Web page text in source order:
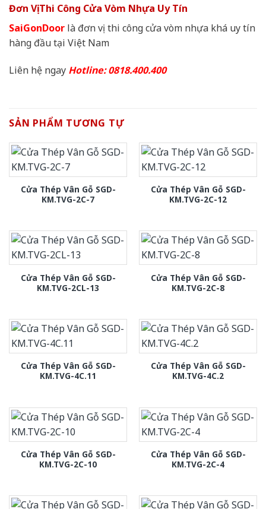
Đơn Vị Thi Công Cửa Vòm Nhựa Uy Tín
SaiGonDoor là đơn vị thi công cửa vòm nhựa khá uy tín
hàng đầu tại Việt Nam
Liên hệ ngay Hotline: 0818.400.400
SẢN PHẨM TƯƠNG TỰ
Cửa Thép Vân Gỗ SGD-
KM.TVG-2C-7
Cửa Thép Vân Gỗ SGD-
KM.TVG-2C-12
Cửa Thép Vân Gỗ SGD-
KM.TVG-2CL-13
Cửa Thép Vân Gỗ SGD-
KM.TVG-2C-8
Cửa Thép Vân Gỗ SGD-
KM.TVG-4C.11
Cửa Thép Vân Gỗ SGD-
KM.TVG-4C.2
Cửa Thép Vân Gỗ SGD-
KM.TVG-2C-10
Cửa Thép Vân Gỗ SGD-
KM.TVG-2C-4